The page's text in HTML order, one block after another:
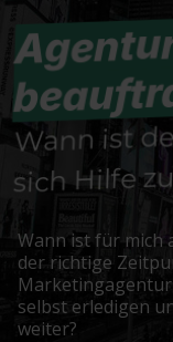
Wann ist
sich Hilfe
Wann ist für mich
der richtige
selbst erledigen
weiter?